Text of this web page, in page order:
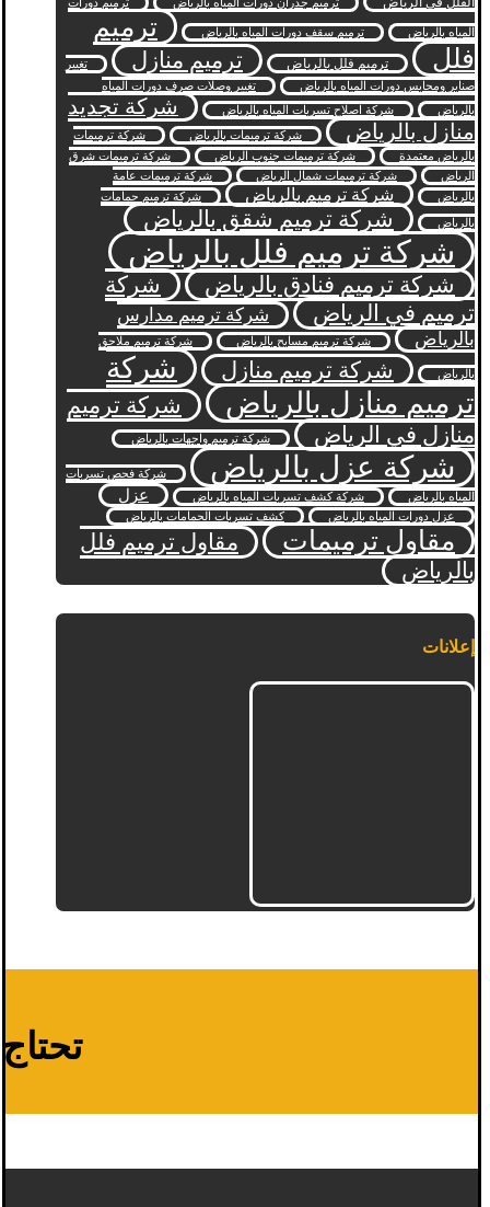
ترميم جدران دورات المياه بالرياض ترميم دورات
المياه بالرياض ترميم سقف دورات المياه بالرياض
ترميم
فلل
ترميم فلل بالرياض ترميم منازل
تغيير
صنابر ومحابس دورات المياه بالرياض
تغيير وصلات صرف دورات المياه
بالرياض
شركة اصلاح تسربات المياه بالرياض
شركة تجديد
منازل بالرياض
شركة ترميمات بالرياض
شركة ترميمات
بالرياض معتمدة
شركة ترميمات جنوب الرياض
شركة ترميمات شرق
الرياض
شركة ترميمات شمال الرياض
شركة ترميمات عامة
بالرياض
شركة ترميم بالرياض شركة ترميم حمامات
بالرياض شركة ترميم شقق بالرياض
شركة ترميم فلل بالرياض
شركة ترميم فنادق بالرياض
شركة
ترميم في الرياض
شركة ترميم مدارس
بالرياض
شركة ترميم مسابح بالرياض شركة ترميم ملاحق
بالرياض شركة ترميم منازل
شركة
ترميم منازل بالرياض
شركة ترميم
منازل في الرياض
شركة ترميم واجهات بالرياض
شركة عزل بالرياض
شركة فحص تسربات
المياه بالرياض
شركة كشف تسربات المياه بالرياض عزل
عزل دورات المياه بالرياض كشف تسربات الحمامات بالرياض
مقاول ترميمات
مقاول ترميم فلل
بالرياض
إعلانات
تحتاج